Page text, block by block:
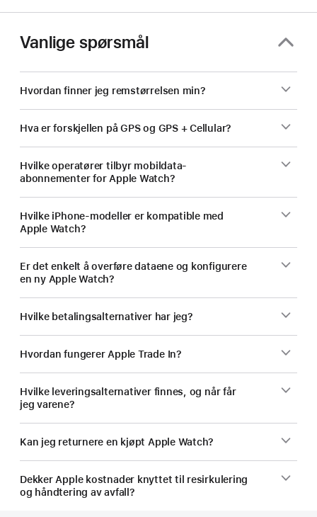
Vanlige spørsmål
Hvordan finner jeg remstørrelsen min?
Hva er forskjellen på GPS og GPS + Cellular?
Hvilke operatører tilbyr mobildata-
abonnementer for Apple Watch?
Hvilke iPhone-modeller er kompatible med
Apple Watch?
Er det enkelt å overføre dataene og konfigurere
en ny Apple Watch?
Hvilke betalingsalternativer har jeg?
Hvordan fungerer Apple Trade In?
Hvilke leveringsalternativer finnes, og når får
jeg varene?
Kan jeg returnere en kjøpt Apple Watch?
Dekker Apple kostnader knyttet til resirkulering
og håndtering av avfall?